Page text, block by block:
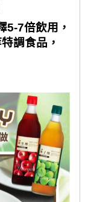
5-7倍飲用，
調食品，